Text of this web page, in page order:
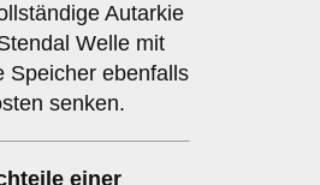
Autarkie
Welle mit
Speicher ebenfalls
senken.
einer